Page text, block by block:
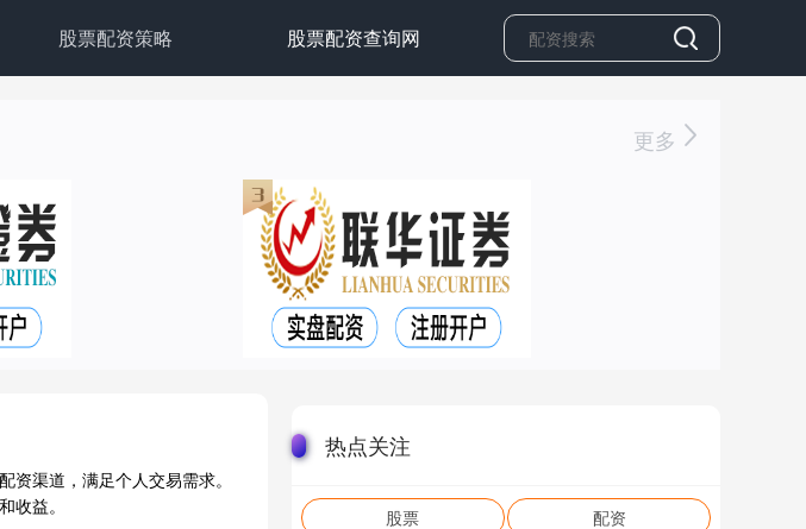
股票配资策略 股票配资查询网
更多
渠道，满足个人交易需求。
收益。
热点关注
股票 配资